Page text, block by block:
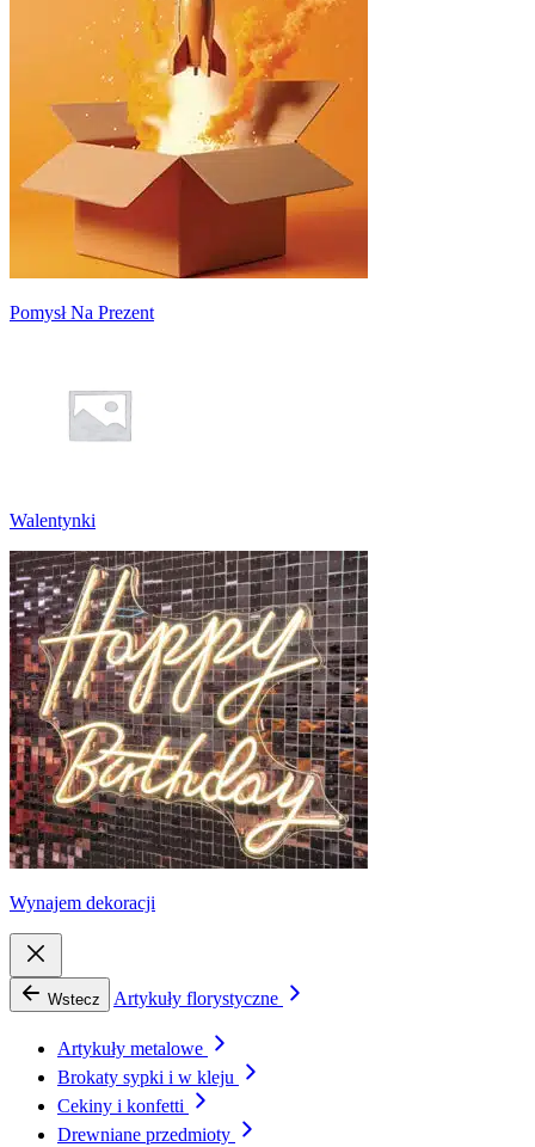
Pomysł Na Prezent
Walentynki
Wynajem dekoracji
Wstecz Artykuły florystyczne
Artykuły metalowe
Brokaty sypki i w kleju
Cekiny i konfetti
Drewniane przedmioty